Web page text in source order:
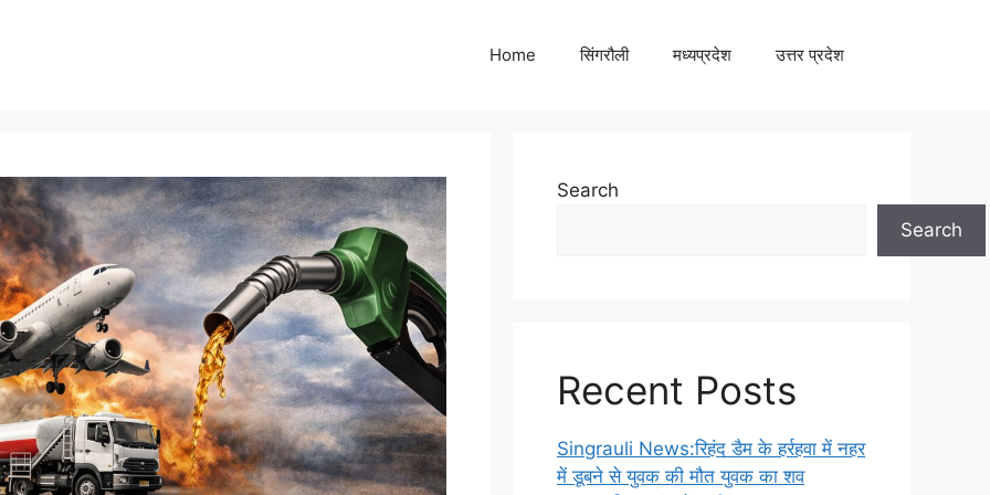
Home सिंगरौली मध्यप्रदेश उत्तर प्रदेश
Search
Search
Recent Posts
Singrauli News:रिहंद डैम के हर्रहवा में नहर
में डूबने से युवक की मौत युवक का शव